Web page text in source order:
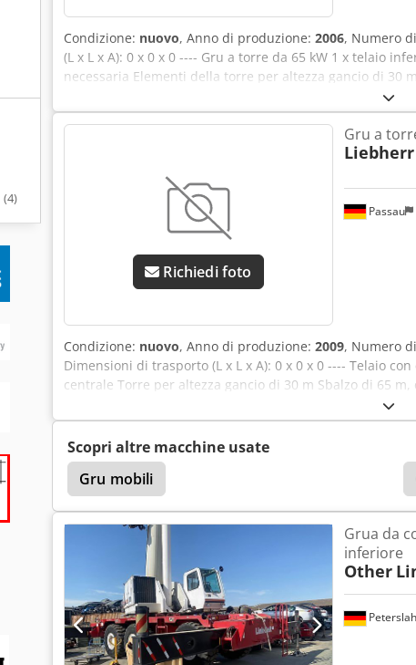
(4)
Condizione: nuovo, Anno di produzione: 2006, Numero
(L x L x A): 0 x 0 x 0 ---- Gru a torre da 65 kW 1 x telaio
necessaria Elementi della torre per altezza gancio di 30
controbilanciamento Colore: giallo Inclusa radio di
Aeztimqebpsk
Richiedi foto
Passau
Gru a
Liebherr
Condizione: nuovo, Anno di produzione: 2009, Numero
Dimensioni di trasporto (L x L x A): 0 x 0 x 0 ---- Telaio
centrale Torre per altezza gancio di 30 m Sbalzo di 65
256HC Cabina Radio ABB Sistema di lubrificazione
di Norimberga
Scopri altre macchine usate
Gru mobili
Grua da
inferiore
Other